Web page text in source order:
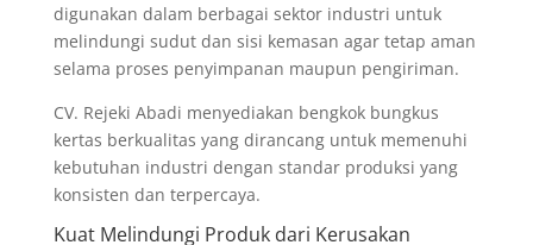
digunakan dalam berbagai sektor industri untuk
melindungi sudut dan sisi kemasan agar tetap aman
selama proses penyimpanan maupun pengiriman.
CV. Rejeki Abadi menyediakan bengkok bungkus
kertas berkualitas yang dirancang untuk memenuhi
kebutuhan industri dengan standar produksi yang
konsisten dan terpercaya.
Kuat Melindungi Produk dari Kerusakan